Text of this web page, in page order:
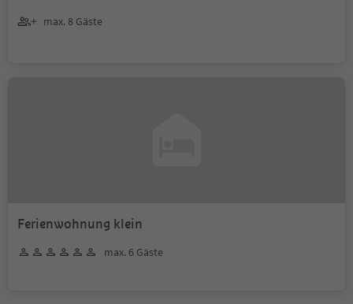
max. 8 Gäste
Ferienwohnung klein
max. 6 Gäste